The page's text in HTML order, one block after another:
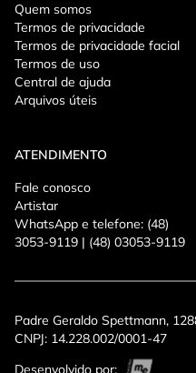
Onde comprar ingressos para
Os ingressos oficiais para o
em São José estão disponíveis
da Arena Opus.
dupla.
Turnê Intensidade 20 Anos
A turnê Intensidade 20 Anos
momentos mais marcantes
Com uma produção moderna,
repleto de hits, o show
Quem somos
Termos de privacidade
Termos de privacidade facial
Termos de uso
Central de ajuda
Arquivos úteis
ATENDIMENTO
Fale conosco
Artistar
WhatsApp e telefone: (48)
3053-9119 | (48) 03053-9119
Desenvolvido por:
Padre Geraldo Spettmann,
CNPJ: 14.228.002/0001-47